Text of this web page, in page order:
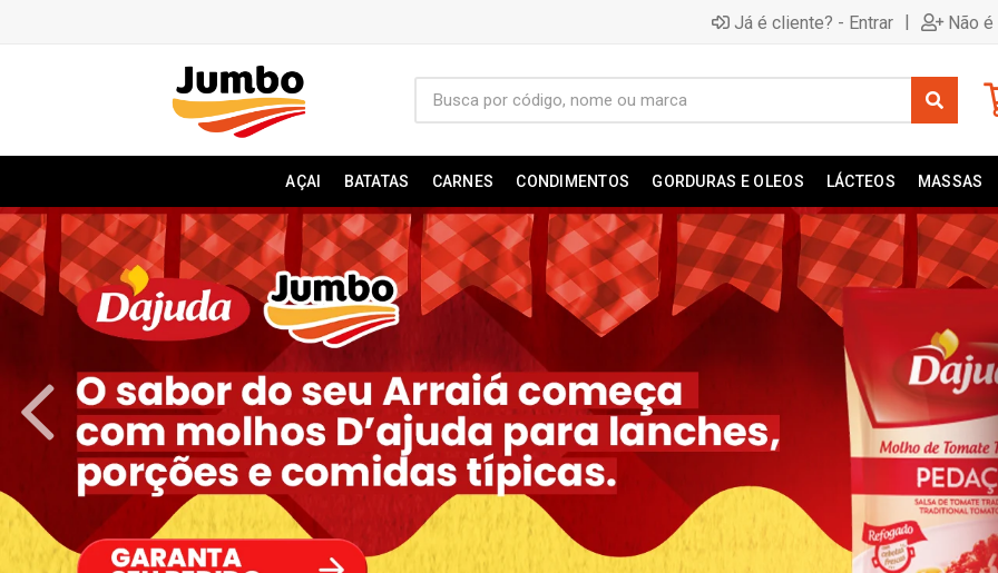
Já é cliente? - Entrar | Não
AÇAI BATATAS CARNES CONDIMENTOS GORDURAS E OLEOS LÁCTEOS MASSAS